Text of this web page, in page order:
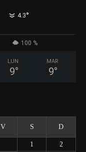
4.3°
100 %
LUN
9°
MAR
9°
V S D
1
2